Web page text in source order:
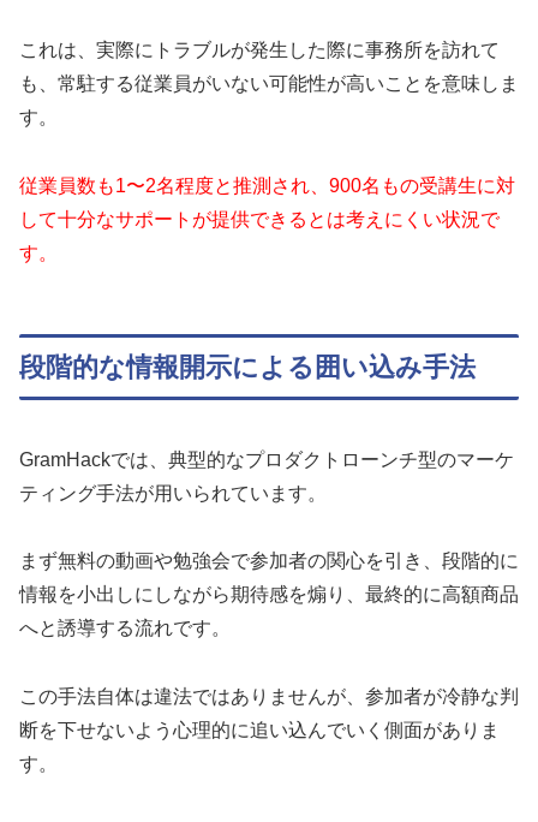
これは、実際にトラブルが発生した際に事務所を訪れて
も、常駐する従業員がいない可能性が高いことを意味しま
す。
従業員数も1〜2名程度と推測され、900名もの受講生に対
して十分なサポートが提供できるとは考えにくい状況で
す。
段階的な情報開示による囲い込み手法
GramHackでは、典型的なプロダクトローンチ型のマーケ
ティング手法が用いられています。
まず無料の動画や勉強会で参加者の関心を引き、段階的に
情報を小出しにしながら期待感を煽り、最終的に高額商品
へと誘導する流れです。
この手法自体は違法ではありませんが、参加者が冷静な判
断を下せないよう心理的に追い込んでいく側面がありま
す。